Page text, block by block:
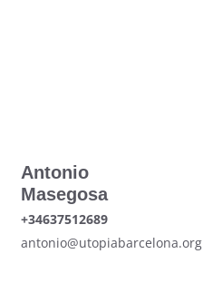
Antonio
Masegosa
+34637512689
antonio@utopiabarcelona.org